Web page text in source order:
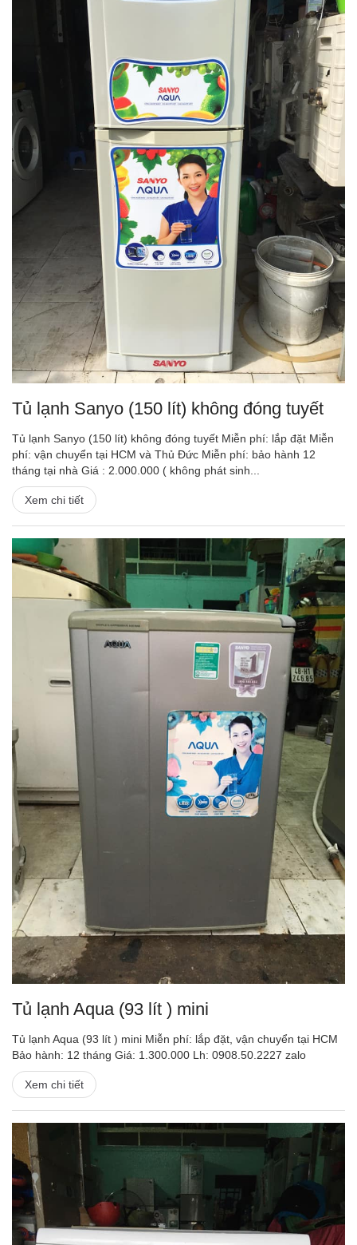
Tủ lạnh Sanyo (150 lít) không đóng tuyết
Tủ lạnh Sanyo (150 lít) không đóng tuyết Miễn phí: lắp đặt Miễn
phí: vận chuyển tại HCM và Thủ Đức Miễn phí: bảo hành 12
tháng tại nhà Giá : 2.000.000 ( không phát sinh...
Xem chi tiết
Tủ lạnh Aqua (93 lít ) mini
Tủ lạnh Aqua (93 lít ) mini Miễn phí: lắp đặt, vận chuyển tại HCM
Bảo hành: 12 tháng Giá: 1.300.000 Lh: 0908.50.2227 zalo
Xem chi tiết